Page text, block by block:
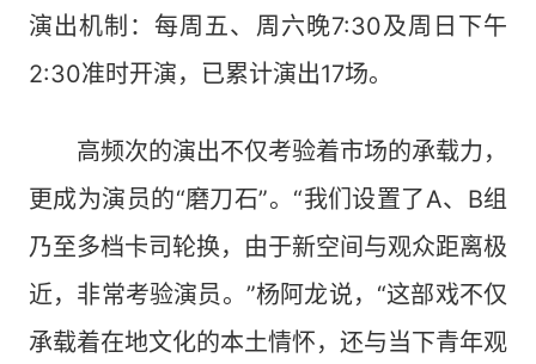
演出机制：每周五、周六晚7:30及周日下午
2:30准时开演，已累计演出17场。
高频次的演出不仅考验着市场的承载力，
更成为演员的“磨刀石”。“我们设置了A、B组
乃至多档卡司轮换，由于新空间与观众距离极
近，非常考验演员。”杨阿龙说，“这部戏不仅
承载着在地文化的本土情怀，还与当下青年观